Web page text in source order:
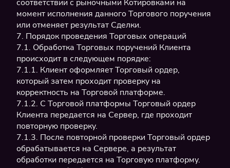
соответствии с рыночными Котировками на
момент исполнения данного Торгового поручения
или отменяет результат Сделки.
7. Порядок проведения Торговых операций
7.1. Обработка Торговых поручений Клиента
происходит в следующем порядке:
7.1.1. Клиент оформляет Торговый ордер,
который затем проходит проверку на
корректность на Торговой платформе.
7.1.2. С Торговой платформы Торговый ордер
Клиента передается на Сервер, где проходит
повторную проверку.
7.1.3. После повторной проверки Торговый ордер
обрабатывается на Сервере, а результат
обработки передается на Торговую платформу.